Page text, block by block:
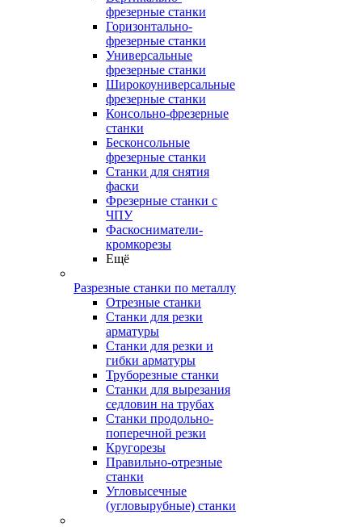
фрезерные станки
Горизонтально-
фрезерные станки
Универсальные
фрезерные станки
Широкоуниверсальные
фрезерные станки
Консольно-фрезерные
станки
Бесконсольные
фрезерные станки
Станки для снятия
фаски
Фрезерные станки с
ЧПУ
Фаскосниматели-
кромкорезы
Ещё
Разрезные станки по металлу
Отрезные станки
Станки для резки
арматуры
Станки для резки и
гибки арматуры
Труборезные станки
Станки для вырезания
седловин на трубаx
Станки продольно-
поперечной резки
Кругорезы
Правильно-отрезные
станки
Угловысечные
(угловырубные) станки